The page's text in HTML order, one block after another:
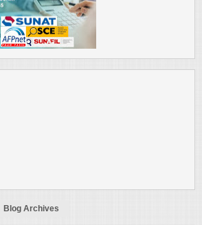
Blog Archives